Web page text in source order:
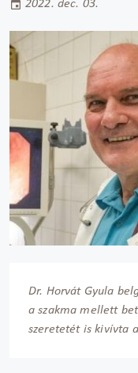
2022. dec. 03.
Dr. Horvát Gyula
a szakma mellett
szeretetét is kivívta